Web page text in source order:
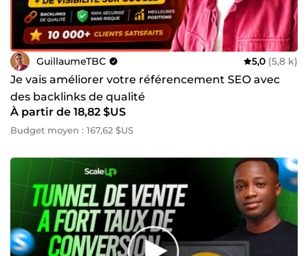
GuillaumeTBC 5,0 (5,8 k)
Je vais améliorer votre référencement SEO avec
des backlinks de qualité
À partir de 18,82 $US
Budget moyen : 167,62 $US